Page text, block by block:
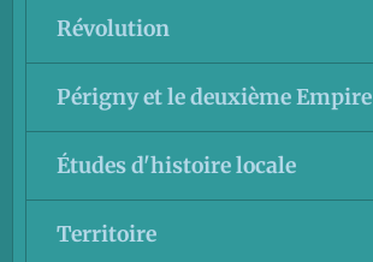
Révolution
Périgny et le deuxième Empire
Études d'histoire locale
Territoire